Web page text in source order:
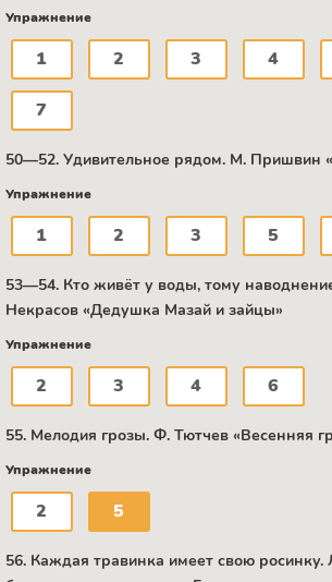
Упражнение
1 2 3 4
7
50—52. Удивительное рядом. М. Пришвин
Упражнение
1 2 3 5
53—54. Кто живёт у воды, тому
Некрасов «Дедушка Мазай и зайцы»
Упражнение
2 3 4 6
55. Мелодия грозы. Ф. Тютчев «Весенняя
Упражнение
2 5
56. Каждая травинка имеет свою росинку.